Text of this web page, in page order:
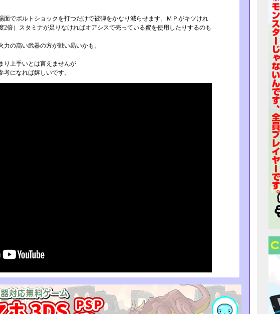
面でボルトショックを打つだけで被弾をかなり減らせ­ます。ＭＰがキツけれ
2倍）スタミナが足りなければ­オアシスで売っている蜜を使用したりするのも
の高い武器の方が戦い易いかも。
り上手いとは言えませんが
になれば嬉しいです。